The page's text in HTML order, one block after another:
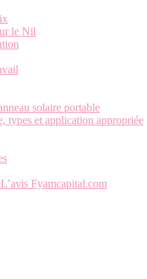
le Nil
solaire portable
types et application appropriée
Fyamcapital.com